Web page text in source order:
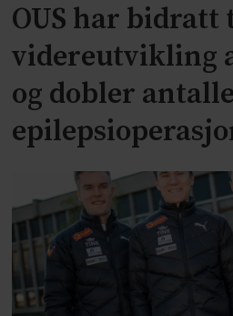
OUS har bidratt
videreutvikling
og dobler